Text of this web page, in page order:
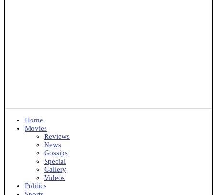
Home
Movies
Reviews
News
Gossips
Special
Gallery
Videos
Politics